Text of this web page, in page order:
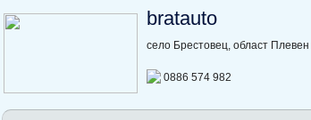
bratauto
село Брестовец, област Плевен
0886 574 982